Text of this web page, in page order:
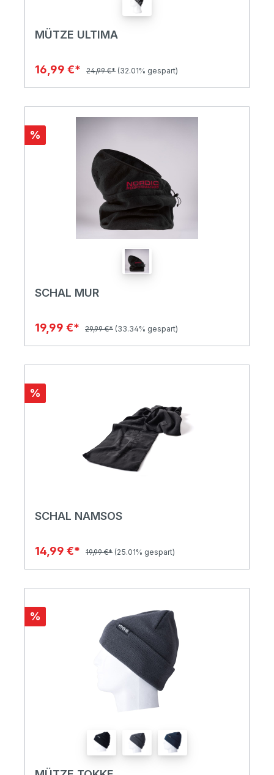
MÜTZE ULTIMA
16,99 €* 24,99 €* (32.01% gespart)
%
SCHAL MUR
19,99 €* 29,99 €* (33.34% gespart)
%
SCHAL NAMSOS
14,99 €* 19,99 €* (25.01% gespart)
%